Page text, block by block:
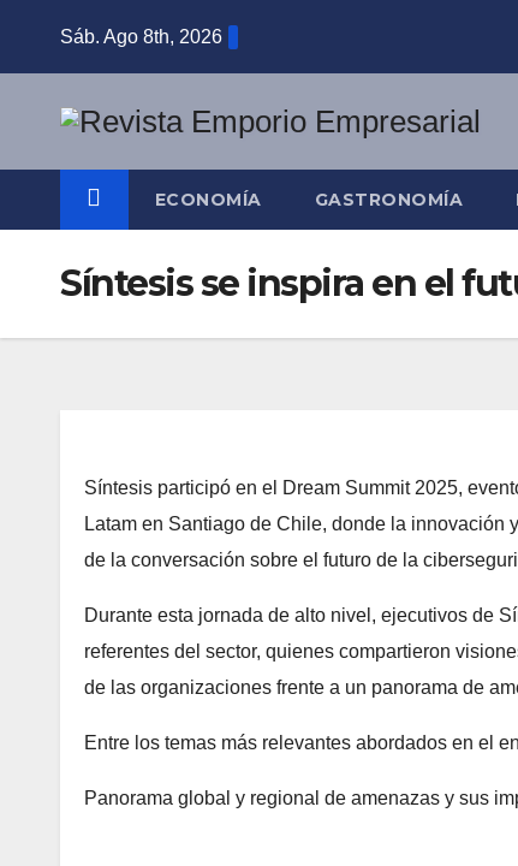
Sáb. Ago 8th, 2026
ECONOMÍA GASTRONOMÍA
Síntesis se inspira en el
Síntesis participó en el Dream Summit 2025,
Latam en Santiago de Chile, donde la
de la conversación sobre el futuro de la
Durante esta jornada de alto nivel, ejecutivos de
referentes del sector, quienes compartieron
de las organizaciones frente a un panorama de
Entre los temas más relevantes abordados en el
Panorama global y regional de amenazas y sus